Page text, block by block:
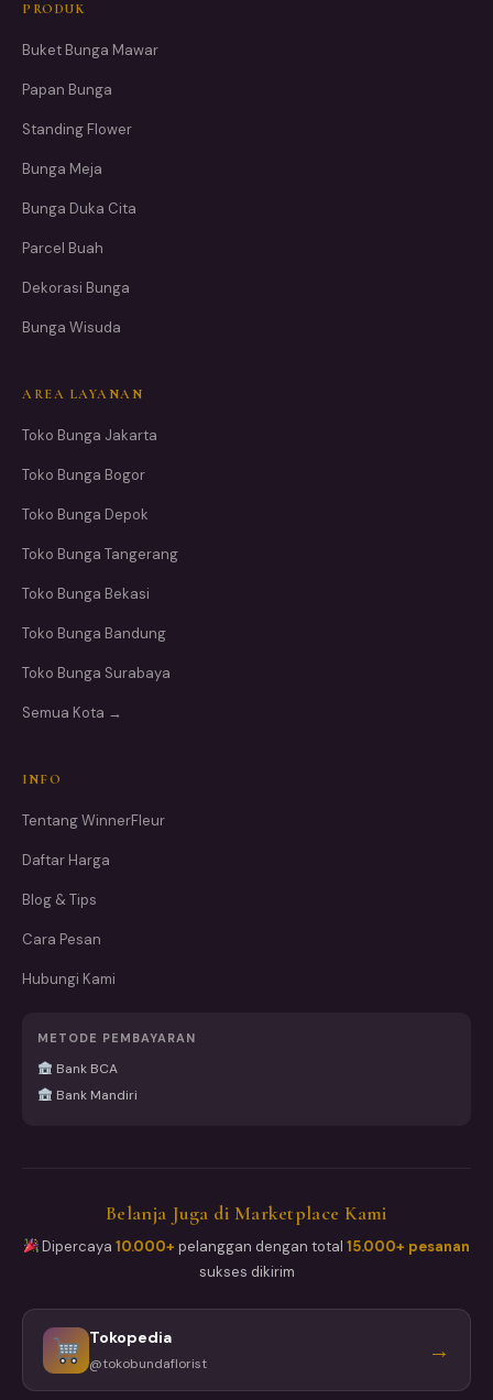
PRODUK
Buket Bunga Mawar
Papan Bunga
Standing Flower
Bunga Meja
Bunga Duka Cita
Parcel Buah
Dekorasi Bunga
Bunga Wisuda
AREA LAYANAN
Toko Bunga Jakarta
Toko Bunga Bogor
Toko Bunga Depok
Toko Bunga Tangerang
Toko Bunga Bekasi
Toko Bunga Bandung
Toko Bunga Surabaya
Semua Kota →
INFO
Tentang WinnerFleur
Daftar Harga
Blog & Tips
Cara Pesan
Hubungi Kami
METODE PEMBAYARAN
Bank BCA
Bank Mandiri
Belanja Juga di Marketplace Kami
Dipercaya10.000+ pelanggan dengan total15.000+ pesanan
sukses dikirim
Tokopedia
@tokobundaflorist →